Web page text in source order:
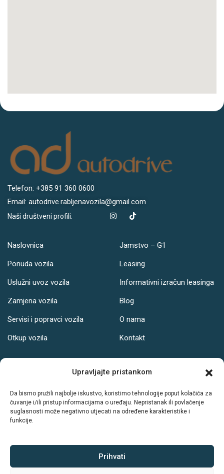
Upravljajte pristankom
Da bismo pružili najbolje iskustvo, koristimo tehnologije poput kolačića za
čuvanje i/ili pristup informacijama o uređaju. Nepristanak ili povlačenje
suglasnosti može negativno utjecati na određene karakteristike i
funkcije.
Prihvati
Telefon: +385 91 360 0600
Email: autodrive.rabljenavozila@gmail.com
Naši društveni profili:
Naslovnica
Ponuda vozila
Uslužni uvoz vozila
Zamjena vozila
Servisi i popravci vozila
Otkup vozila
Jamstvo – G1
Leasing
Informativni izračun leasinga
Blog
O nama
Kontakt
Radno vrijeme:
PON-PET: 08-19h
NED: Ne radimo